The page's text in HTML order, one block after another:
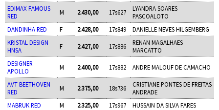
EDIMAX FAMOUS
RED
M 2.430,00 17s627
LYANDRA SOARES
PASCOALOTO
DANDINHA RED
F 2.428,00 17s849
DANIELLE NEVES HILGEMBERG
KRISTAL DESIGN
HNSA
F 2.427,00 17s886
RENAN MAGALHAES
MARCATTO
DESIGNER
APOLLO
M 2.400,00 17s882 ANDRE MALOUF DE CAMACHO
AVT BEETHOVEN
RED
M 2.375,00 18s736
CRISTIANE PONTES DE FREITAS
ANDRADE
MABRUK RED
M 2.325,00 17s967
HUSSAIN DA SILVA FARES